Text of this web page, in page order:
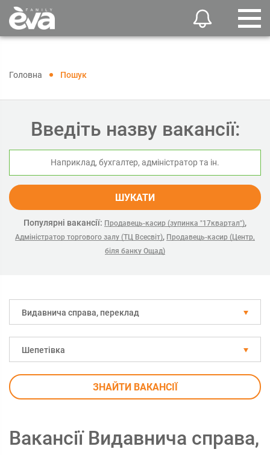
Головна Пошук
Введіть назву вакансії:
ШУКАТИ
Популярні вакансії: Продавець-касир (зупинка "17квартал"),
Адміністратор торгового залу (ТЦ Всесвіт), Продавець-касир (Центр,
біля банку Ощад)
Видавнича справа, переклад
Шепетівка
ЗНАЙТИ ВАКАНСІЇ
Вакансії Видавнича справа,